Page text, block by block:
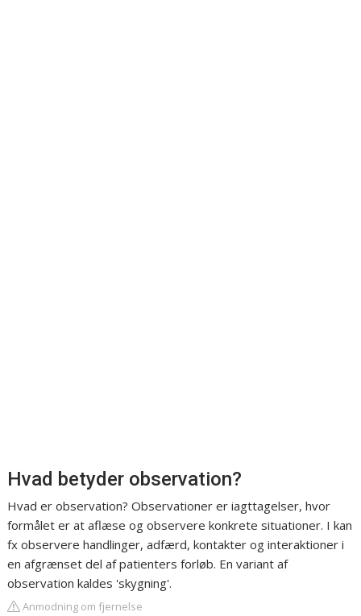
Hvad betyder observation?
Hvad er observation? Observationer er iagttagelser, hvor
formålet er at aflæse og observere konkrete situationer. I kan
fx observere handlinger, adfærd, kontakter og interaktioner i
en afgrænset del af patienters forløb. En variant af
observation kaldes 'skygning'.
Anmodning om fjernelse